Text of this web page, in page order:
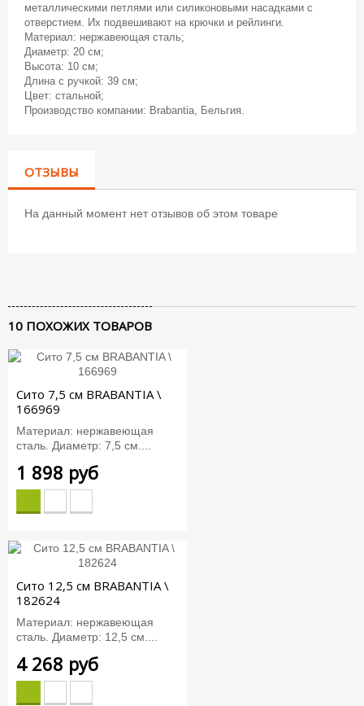
металлическими петлями или силиконовыми насадками с
отверстием. Их подвешивают на крючки и рейлинги.
Материал: нержавеющая сталь;
Диаметр: 20 см;
Высота: 10 см;
Длина с ручкой: 39 см;
Цвет: стальной;
Производство компании: Brabantia, Бельгия.
ОТЗЫВЫ
На данный момент нет отзывов об этом товаре
10 ПОХОЖИХ ТОВАРОВ
Сито 7,5 см BRABANTIA \
166969
Материал: нержавеющая
сталь. Диаметр: 7,5 см....
1 898 руб
Сито 12,5 см BRABANTIA \
182624
Материал: нержавеющая
сталь. Диаметр: 12,5 см....
4 268 руб